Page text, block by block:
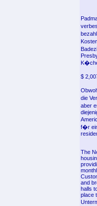
$
die
aber
f�r
The
and
halls
place